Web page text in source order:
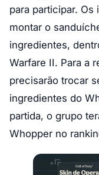
para participar.
montar o
ingredientes,
Warfare II. Para a
precisarão trocar
ingredientes do
partida, o grupo
Whopper no